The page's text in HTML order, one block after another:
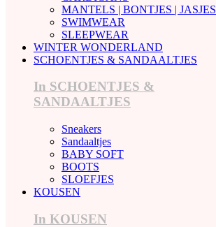
MANTELS | BONTJES | JASJES
SWIMWEAR
SLEEPWEAR
WINTER WONDERLAND
SCHOENTJES & SANDAALTJES
In SCHOENTJES &
SANDAALTJES
Sneakers
Sandaaltjes
BABY SOFT
BOOTS
SLOEFJES
KOUSEN
In KOUSEN